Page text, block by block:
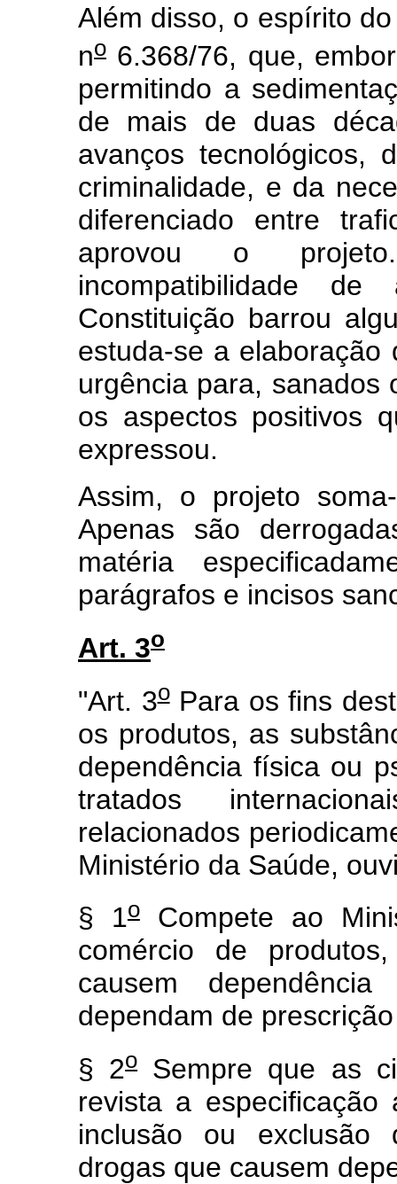
Além disso, o espírito
no 6.368/76, que,
permitindo a
de mais de duas
avanços tecnológicos,
criminalidade, e da
diferenciado entre
aprovou o
incompatibilidade
Constituição barrou
estuda-se a
urgência para, sanados
os aspectos positivos
expressou.
Assim, o projeto
Apenas são
matéria
parágrafos e incisos
Art. 3o
"Art. 3oPara os fins
os produtos, as
dependência física ou
tratados
relacionados
Ministério da Saúde,
§ 1oCompete ao
comércio de
causem
dependam de
§ 2oSempre que as
revista a
inclusão ou exclusão
drogas que causem